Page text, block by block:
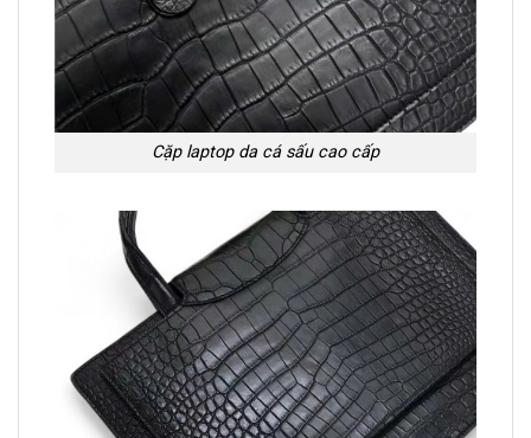
Cặp laptop da cá sấu cao cấp